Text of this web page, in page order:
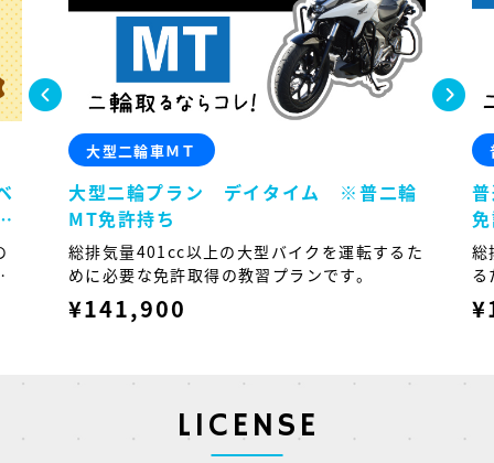
大型二輪車ＭＴ
大型二輪プラン デイタイム ※普二輪
MT免許持ち
総排気量401cc以上の大型バイクを運転するた
めに必要な免許取得の教習プランです。
¥141,900
総
る
LICENSE